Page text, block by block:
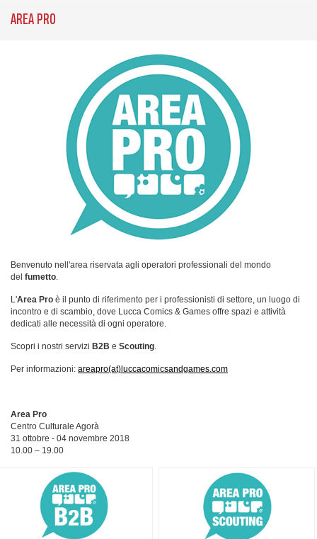
AREA PRO
Benvenuto nell'area riservata agli operatori professionali del mondo
del fumetto.
L'Area Pro è il punto di riferimento per i professionisti di settore, un luogo di
incontro e di scambio, dove Lucca Comics & Games offre spazi e attività
dedicati alle necessità di ogni operatore.
Scopri i nostri servizi B2B e Scouting.
Per informazioni: areapro(at)luccacomicsandgames.com
Area Pro
Centro Culturale Agorà
31 ottobre - 04 novembre 2018
10.00 – 19.00